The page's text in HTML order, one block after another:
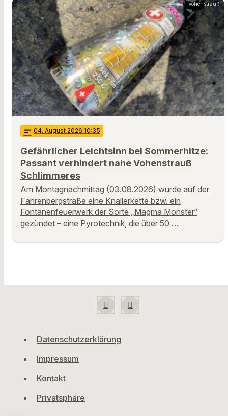
PI Vohenstrauß
notes 04. August 2026 10:35
Gefährlicher Leichtsinn bei Sommerhitze:
Passant verhindert nahe Vohenstrauß
Schlimmeres
Am Montagnachmittag (03.08.2026) wurde auf der
Fahrenbergstraße eine Knallerkette bzw. ein
Fontänenfeuerwerk der Sorte „Magma Monster“
gezündet – eine Pyrotechnik, die über 50 …
Datenschutzerklärung
Impressum
Kontakt
Privatsphäre